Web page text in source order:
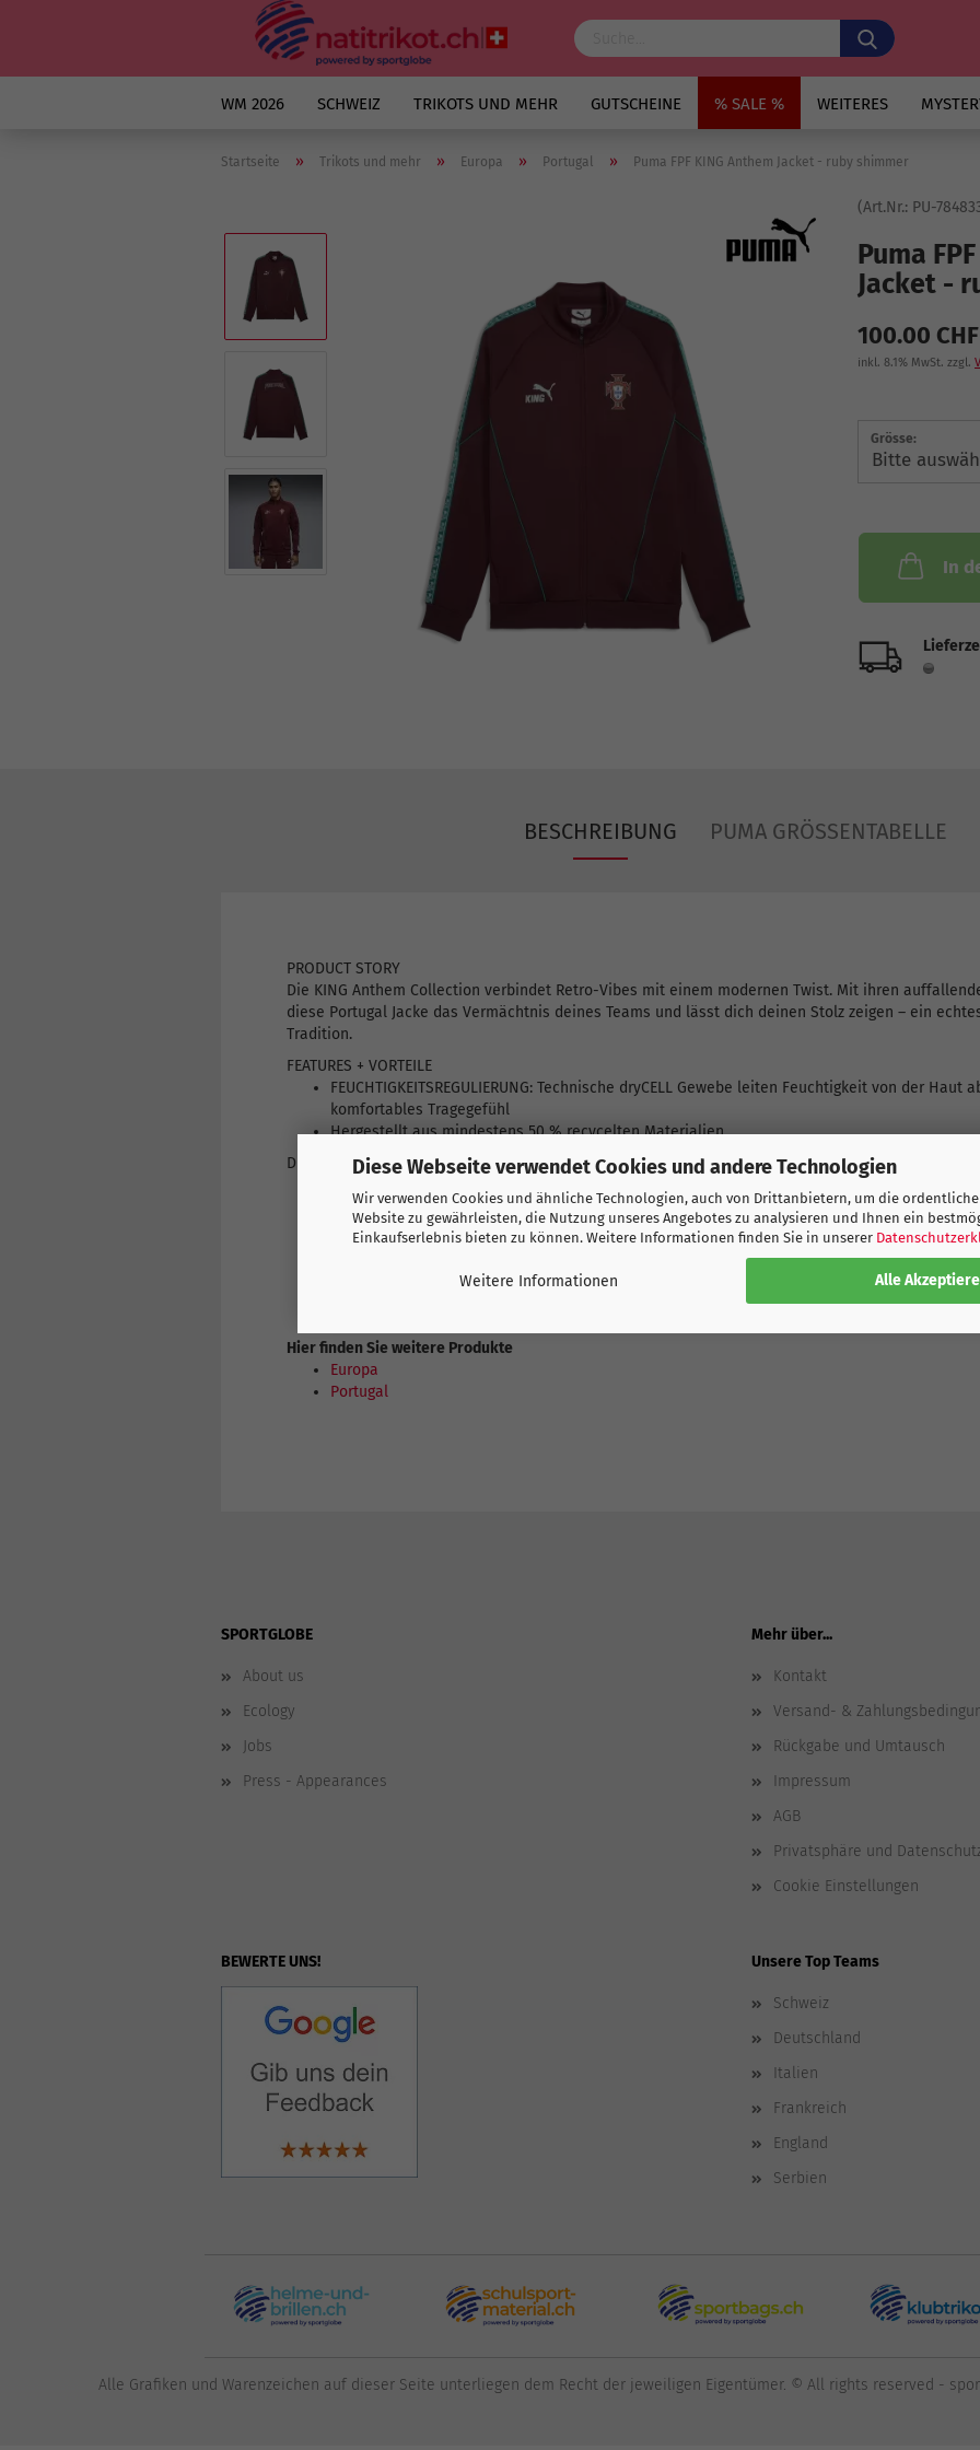
Diese Webseite verwendet Cookies und andere Technologien
Wir verwenden Cookies und ähnliche Technologien, auch von Drittanbietern, um die
Website zu gewährleisten, die Nutzung unseres Angebotes zu analysieren und Ihnen ein
Einkaufserlebnis bieten zu können. Weitere Informationen finden Sie in unserer
Alle
Weitere Informationen
WM 2026 SCHWEIZ TRIKOTS UND MEHR GUTSCHEINE % SALE % WEITERES
Startseite » Trikots und mehr » Europa » Portugal » Puma FPF KING Anthem Jacket - ruby shimmer
(Art.Nr.: PU-
Puma
Jacket -
100.00 CHF
inkl. 8.1% MwSt. zzgl.
Grösse:
In
BESCHREIBUNG PUMA GRÖSSENTABELLE
PRODUCT STORY
Die KING Anthem Collection verbindet Retro-Vibes mit einem modernen Twist. Mit ihren
diese Portugal Jacke das Vermächtnis deines Teams und lässt dich deinen Stolz zeigen – ein
Tradition.
FEATURES + VORTEILE
FEUCHTIGKEITSREGULIERUNG: Technische dryCELL Gewebe leiten Feuchtigkeit von der
komfortables Tragegefühl
Hergestellt aus mindestens 50 % recycelten Materialien.
DETAILS
Hauptmaterial: Spacer
Lange Ärmel
Offizielles Team Branding
Hier finden Sie weitere Produkte
Europa
Portugal
SPORTGLOBE
About us
Ecology
Jobs
Press - Appearances
Mehr über...
Kontakt
Versand- &
Rückgabe und Umtausch
Impressum
AGB
Privatsphäre und
Cookie Einstellungen
BEWERTE UNS! Unsere Top Teams
Schweiz
Deutschland
Italien
Frankreich
England
Serbien
Alle Grafiken und Warenzeichen auf dieser Seite unterliegen dem Recht der jeweiligen Eigentümer. © All rights reserved -